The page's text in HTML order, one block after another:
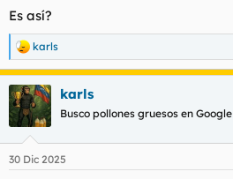
Es así?
R
e
a
c
c
i
e
karls
karls
Busco pollones gruesos en Google
30 Dic 2025